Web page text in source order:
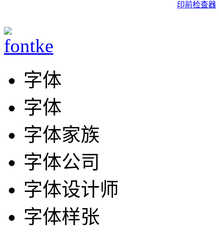
印前检查器
字体
字体
字体家族
字体公司
字体设计师
字体样张